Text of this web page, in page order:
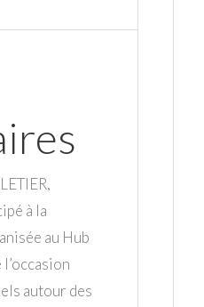
à la
au Hub
autour des